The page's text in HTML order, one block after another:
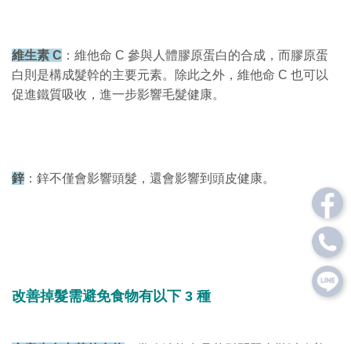
維生素 C ：維他命 C 參與人體膠原蛋白的合成，而膠原蛋
白則是構成髮幹的主要元素。除此之外，維他命 C 也可以
促進鐵質吸收，進一步影響毛髮健康。
鋅 ：鋅不僅會影響頭髮，還會影響到頭皮健康。
改善掉髮需避免食物有以下 3 種